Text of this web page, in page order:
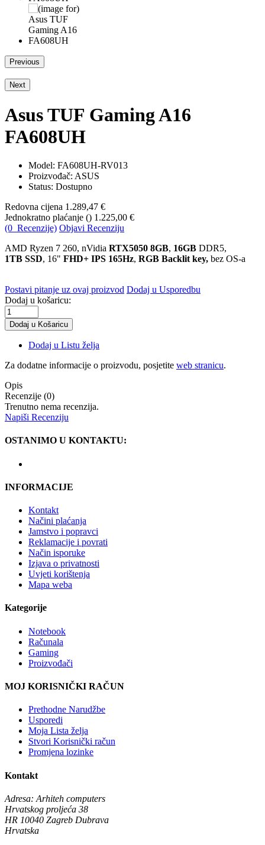
Previous
Next
Asus TUF Gaming A16
FA608UH
Model: FA608UH-RV013
Proizvođač: ASUS
Status: Dostupno
Redovna cijena 1.289,47 €
Jednokratno plaćanje () 1.225,00 €
(0 Recenzije) Objavi Recenziju
AMD Ryzen 7 260, nVidia RTX5050 8GB, 16GB DDR5,
1TB SSD, 16" FHD+ IPS 165Hz, RGB Backlit key, bez OS-a
Postavi pitanje uz ovaj proizvod Dodaj u Usporedbu
Dodaj u košaricu:
Dodaj u Listu želja
Za dodatne informacije o proizvodu, posjetite web stranicu.
Opis
Recenzije (0)
Trenutno nema recenzija.
Napiši Recenziju
OSTANIMO U KONTAKTU:
INFORMACIJE
Kontakt
Načini plaćanja
Jamstvo i popravci
Reklamacije i povrati
Način isporuke
Izjava o privatnosti
Uvjeti korištenja
Mapa weba
Kategorije
Notebook
Računala
Gaming
Proizvođači
MOJ KORISNIČKI RAČUN
Prethodne Narudžbe
Usporedi
Moja Lista želja
Stvori Korisnički račun
Promjena lozinke
Kontakt
Adresa: Arhiteh computers
Hrvatskog proljeća 38
HR 10040 Zagreb Dubrava
Hrvatska